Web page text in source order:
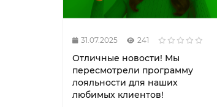
31.07.2025 241
Отличные новости! Мы
пересмотрели программу
лояльности для наших
любимых клиентов!